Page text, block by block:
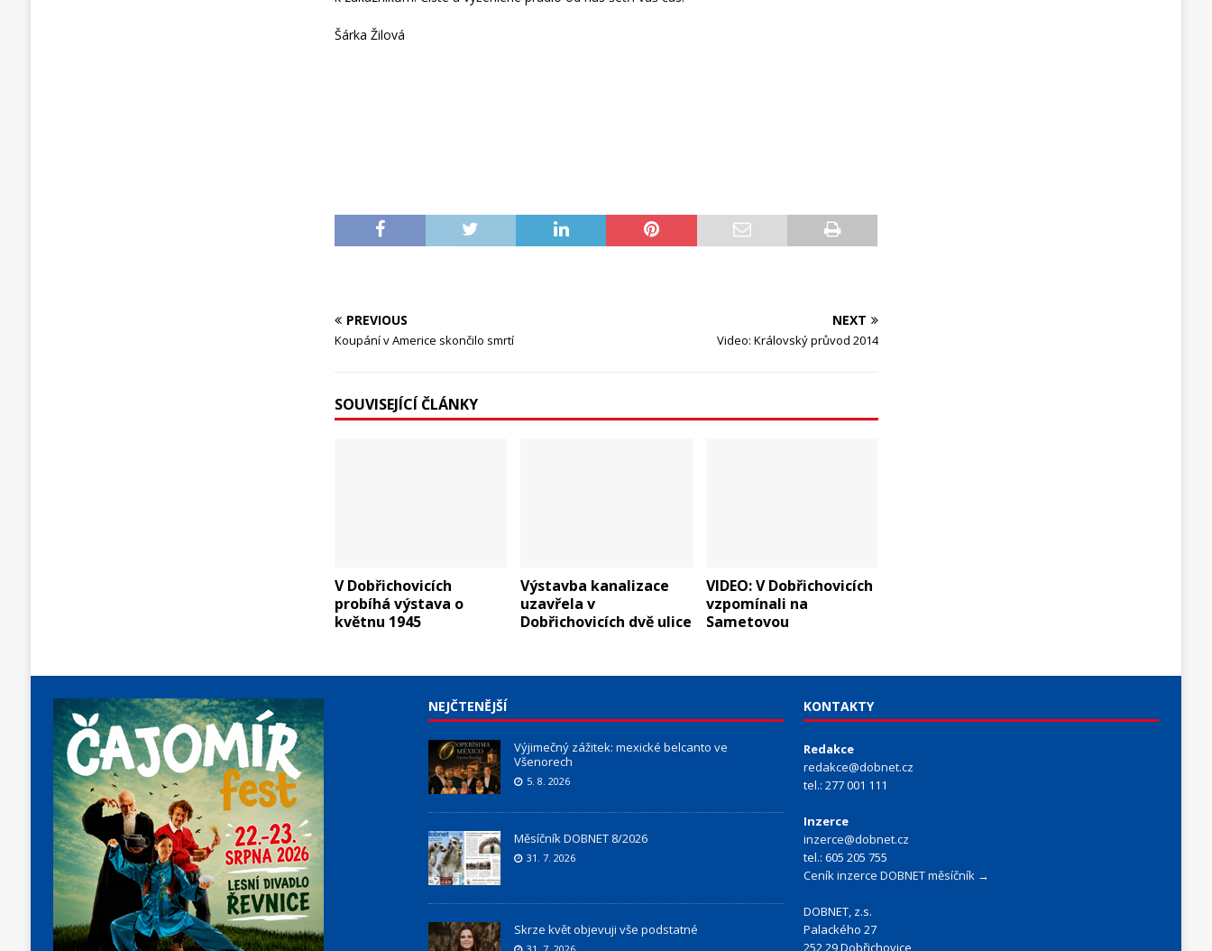
Šárka Žilová
PREVIOUS
Koupání v Americe skončilo smrtí
NEXT
Video: Královský průvod 2014
SOUVISEJÍCÍ ČLÁNKY
V Dobřichovicích
probíhá výstava o
květnu 1945
Výstavba kanalizace
uzavřela v
Dobřichovicích dvě ulice
VIDEO: V Dobřichovicích
vzpomínali na
Sametovou
NEJČTENĚJŠÍ
Výjimečný zážitek: mexické belcanto ve
Všenorech
5. 8. 2026
Měsíčník DOBNET 8/2026
31. 7. 2026
Skrze květ objevuji vše podstatné
KONTAKTY
Redakce
redakce@dobnet.cz
tel.: 277 001 111
Inzerce
inzerce@dobnet.cz
tel.: 605 205 755
Ceník inzerce DOBNET měsíčník →
DOBNET, z.s.
Palackého 27
252 29 Dobřichovice